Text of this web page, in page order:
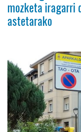
mozketa iragarri
astetarako